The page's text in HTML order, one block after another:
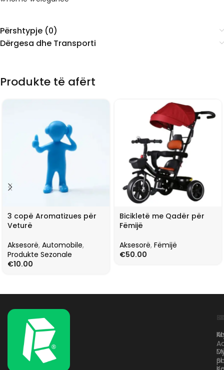
Përshtypje (0)
Dërgesa dhe Transporti
Produkte të afërt
3 copë Aromatizues për
Veturë
Aksesorë, Automobile,
Produkte Sezonale
€10.00
Bicikletë me Qadër për
Fëmijë
Aksesorë, Fëmijë
€50.00